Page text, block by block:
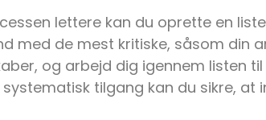
lettere kan du oprette en
med de mest kritiske, såsom din
og arbejd dig igennem listen
tilgang kan du sikre, at